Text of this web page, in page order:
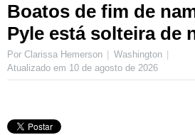
Boatos de fim de
Pyle está solteira de
Por Clarissa Hemerson
Washington
Atualizado em 10 de agosto de 2026